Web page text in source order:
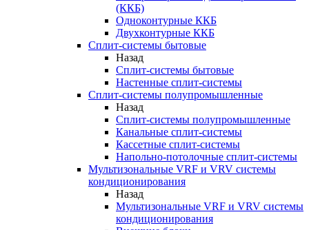
(ККБ)
Одноконтурные ККБ
Двухконтурные ККБ
Сплит-системы бытовые
Назад
Сплит-системы бытовые
Настенные сплит-системы
Сплит-системы полупромышленные
Назад
Сплит-системы полупромышленные
Канальные сплит-системы
Кассетные сплит-системы
Напольно-потолочные сплит-системы
Мультизональные VRF и VRV системы
кондиционирования
Назад
Мультизональные VRF и VRV системы
кондиционирования